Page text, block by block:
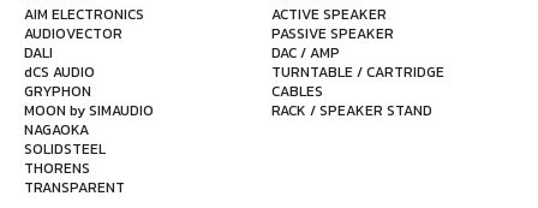
AIM ELECTRONICS
AUDIOVECTOR
DALI
dCS AUDIO
GRYPHON
MOON by SIMAUDIO
NAGAOKA
SOLIDSTEEL
THORENS
TRANSPARENT
ACTIVE SPEAKER
PASSIVE SPEAKER
DAC / AMP
TURNTABLE / CARTRIDGE
CABLES
RACK / SPEAKER STAND